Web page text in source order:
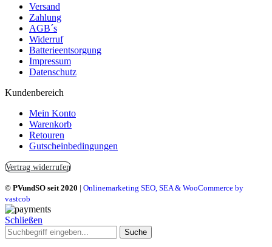
Versand
Zahlung
AGB´s
Widerruf
Batterieentsorgung
Impressum
Datenschutz
Kundenbereich
Mein Konto
Warenkorb
Retouren
Gutscheinbedingungen
Vertrag widerrufen
© PVundSO seit 2020 | Onlinemarketing SEO, SEA & WooCommerce by
vastcob
Schließen
Suche